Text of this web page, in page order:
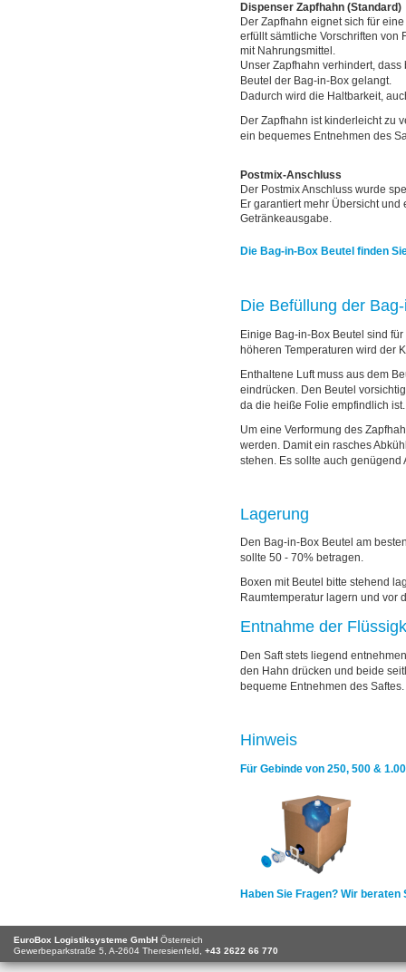
Dispenser Zapfhahn (Standard)
Der Zapfhahn eignet sich für
erfüllt sämtliche Vorschriften von
mit Nahrungsmittel.
Unser Zapfhahn verhindert,
Beutel der Bag-in-Box gelangt.
Dadurch wird die Haltbarkeit,
Der Zapfhahn ist kinderleicht zu
ein bequemes Entnehmen des
Postmix-Anschluss
Der Postmix Anschluss wurde
Er garantiert mehr Übersicht
Getränkeausgabe.
Die Bag-in-Box Beutel finden
Die Befüllung der
Einige Bag-in-Box Beutel sind für
höheren Temperaturen wird der
Enthaltene Luft muss aus dem
eindrücken. Den Beutel
da die heiße Folie empfindlich ist.
Um eine Verformung des
werden. Damit ein rasches
stehen. Es sollte auch
Lagerung
Den Bag-in-Box Beutel am
sollte 50 - 70% betragen.
Boxen mit Beutel bitte stehend
Raumtemperatur lagern und vor
Entnahme der
Den Saft stets liegend
den Hahn drücken und beide
bequeme Entnehmen des Saftes.
Hinweis
Für Gebinde von 250, 500 &
Haben Sie Fragen? Wir beraten
EuroBox Logistiksysteme GmbH Österreich
Gewerbeparkstraße 5, A-2604 Theresienfeld, +43 2622 66 770